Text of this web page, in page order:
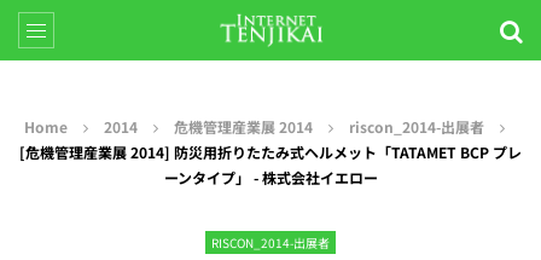
Home 2014 危機管理産業展 2014
riscon_2014-出展者
[危機管理産業展 2014] 防災用折りたたみ式ヘルメット「TATAMET BCP プレ
ーンタイプ」 - 株式会社イエロー
RISCON_2014-出展者